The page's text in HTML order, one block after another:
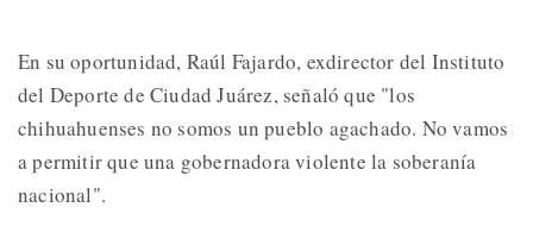
En su oportunidad, Raúl Fajardo, exdirector del Instituto
del Deporte de Ciudad Juárez, señaló que "los
chihuahuenses no somos un pueblo agachado. No vamos
a permitir que una gobernadora violente la soberanía
nacional".